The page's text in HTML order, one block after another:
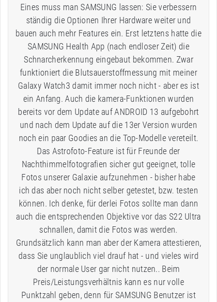
Eines muss man SAMSUNG lassen: Sie verbessern
ständig die Optionen Ihrer Hardware weiter und
bauen auch mehr Features ein. Erst letztens hatte die
SAMSUNG Health App (nach endloser Zeit) die
Schnarcherkennung eingebaut bekommen. Zwar
funktioniert die Blutsauerstoffmessung mit meiner
Galaxy Watch3 damit immer noch nicht - aber es ist
ein Anfang. Auch die kamera-Funktionen wurden
bereits vor dem Update auf ANDROID 13 aufgebohrt
und nach dem Update auf die 13er Version wurden
noch ein paar Goodies an die Top-Modelle vereteilt.
Das Astrofoto-Feature ist für Freunde der
Nachthimmelfotografien sicher gut geeignet, tolle
Fotos unserer Galaxie aufzunehmen - bisher habe
ich das aber noch nicht selber getestet, bzw. testen
können. Ich denke, für derlei Fotos sollte man dann
auch die entsprechenden Objektive vor das S22 Ultra
schnallen, damit die Fotos was werden.
Grundsätzlich kann man aber der Kamera attestieren,
dass Sie unglaublich viel drauf hat - und vieles wird
der normale User gar nicht nutzen.. Beim
Preis/Leistungsverhältnis kann es nur volle
Punktzahl geben, denn für SAMSUNG Benutzer ist